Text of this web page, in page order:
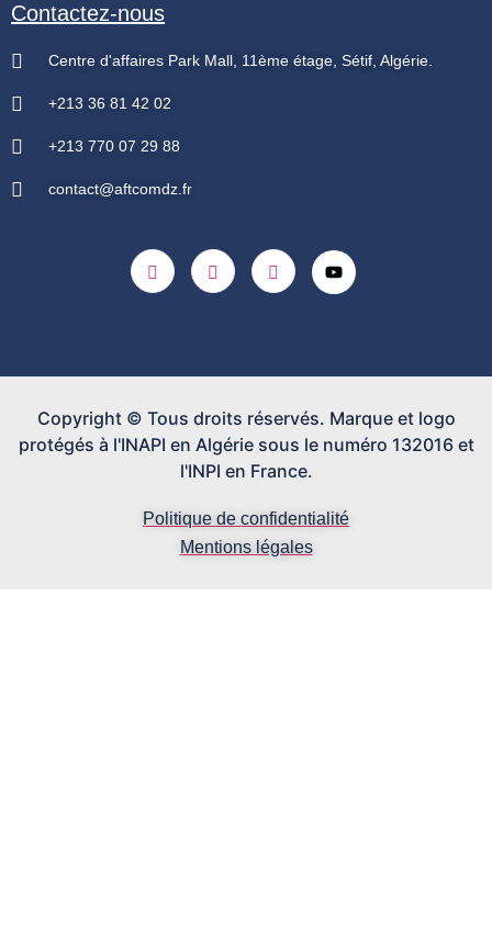
Contactez-nous
Centre d'affaires Park Mall, 11ème étage, Sétif, Algérie.
+213 36 81 42 02
+213 770 07 29 88
contact@aftcomdz.fr
Copyright © Tous droits réservés. Marque et logo
protégés à l'INAPI en Algérie sous le numéro 132016 et
l'INPI en France.
Politique de confidentialité
Mentions légales